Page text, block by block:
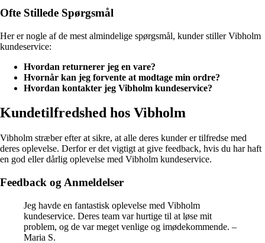
Ofte Stillede Spørgsmål
Her er nogle af de mest almindelige spørgsmål, kunder stiller Vibholm
kundeservice:
Hvordan returnerer jeg en vare?
Hvornår kan jeg forvente at modtage min ordre?
Hvordan kontakter jeg Vibholm kundeservice?
Kundetilfredshed hos Vibholm
Vibholm stræber efter at sikre, at alle deres kunder er tilfredse med
deres oplevelse. Derfor er det vigtigt at give feedback, hvis du har haft
en god eller dårlig oplevelse med Vibholm kundeservice.
Feedback og Anmeldelser
Jeg havde en fantastisk oplevelse med Vibholm
kundeservice. Deres team var hurtige til at løse mit
problem, og de var meget venlige og imødekommende. –
Maria S.